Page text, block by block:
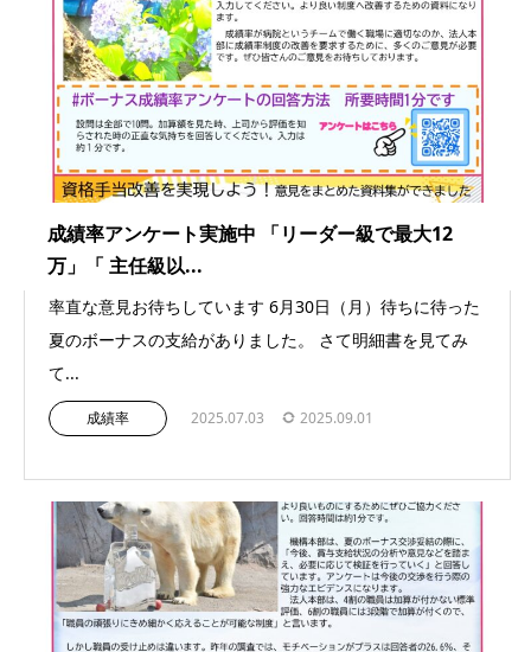
成績率アンケート実施中 「リーダー級で最大12
万」「 主任級以...
率直な意見お待ちしています 6月30日（月）待ちに待った
夏のボーナスの支給がありました。 さて明細書を見てみ
て...
成績率 2025.07.03 2025.09.01